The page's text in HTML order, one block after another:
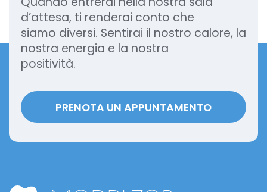
d’attesa, ti renderai conto che
siamo diversi. Sentirai il nostro calore, la
nostra energia e la nostra
positività.
PRENOTA UN APPUNTAMENTO